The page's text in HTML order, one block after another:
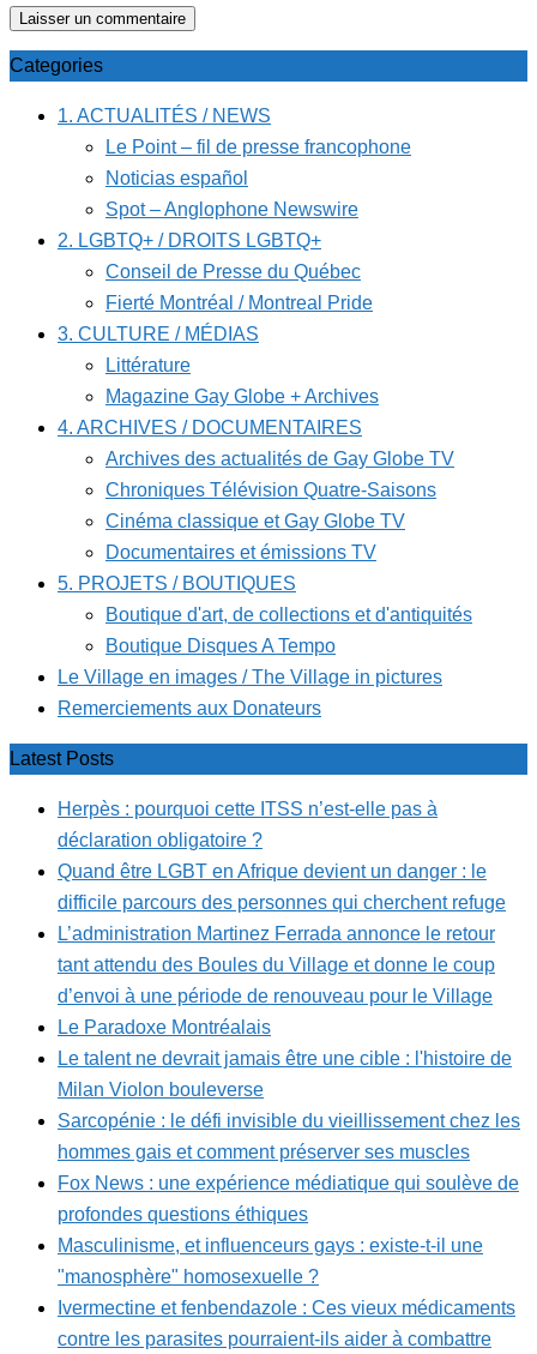
Categories
1. ACTUALITÉS / NEWS
Le Point – fil de presse francophone
Noticias español
Spot – Anglophone Newswire
2. LGBTQ+ / DROITS LGBTQ+
Conseil de Presse du Québec
Fierté Montréal / Montreal Pride
3. CULTURE / MÉDIAS
Littérature
Magazine Gay Globe + Archives
4. ARCHIVES / DOCUMENTAIRES
Archives des actualités de Gay Globe TV
Chroniques Télévision Quatre-Saisons
Cinéma classique et Gay Globe TV
Documentaires et émissions TV
5. PROJETS / BOUTIQUES
Boutique d'art, de collections et d'antiquités
Boutique Disques A Tempo
Le Village en images / The Village in pictures
Remerciements aux Donateurs
Latest Posts
Herpès : pourquoi cette ITSS n’est-elle pas à
déclaration obligatoire ?
Quand être LGBT en Afrique devient un danger : le
difficile parcours des personnes qui cherchent refuge
L’administration Martinez Ferrada annonce le retour
tant attendu des Boules du Village et donne le coup
d’envoi à une période de renouveau pour le Village
Le Paradoxe Montréalais
Le talent ne devrait jamais être une cible : l'histoire de
Milan Violon bouleverse
Sarcopénie : le défi invisible du vieillissement chez les
hommes gais et comment préserver ses muscles
Fox News : une expérience médiatique qui soulève de
profondes questions éthiques
Masculinisme, et influenceurs gays : existe-t-il une
"manosphère" homosexuelle ?
Ivermectine et fenbendazole : Ces vieux médicaments
contre les parasites pourraient-ils aider à combattre